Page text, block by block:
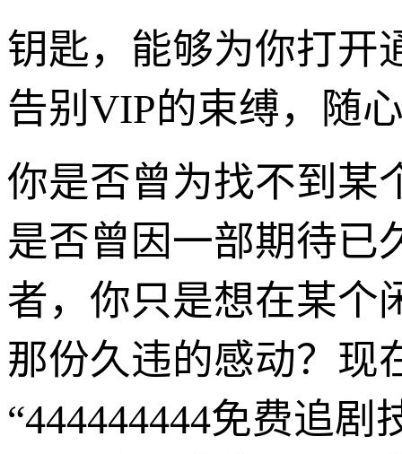
钥匙，能够为你打开
告别VIP的束缚，随
你是否曾为找不到某
是否曾因一部期待已
者，你只是想在某个
那份久违的感动？现
“444444444免费追